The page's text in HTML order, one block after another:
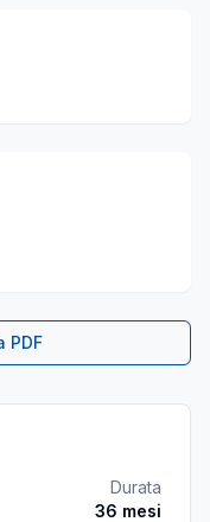
PDF
Durata
36 mesi